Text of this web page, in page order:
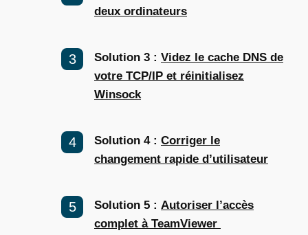
deux ordinateurs
Solution 3 : Videz le cache DNS de
votre TCP/IP et réinitialisez
Winsock
Solution 4 : Corriger le
changement rapide d’utilisateur
Solution 5 : Autoriser l’accès
complet à TeamViewer